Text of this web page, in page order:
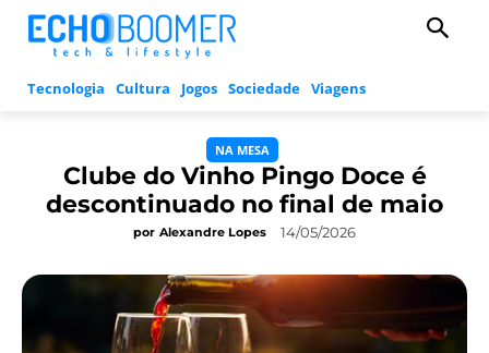
Tecnologia Cultura Jogos Sociedade Viagens
NA MESA
Clube do Vinho Pingo Doce é
descontinuado no final de maio
por Alexandre Lopes 14/05/2026